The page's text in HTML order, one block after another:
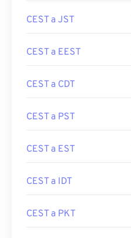
CEST a JST
CEST a EEST
CEST a CDT
CEST a PST
CEST a EST
CEST a IDT
CEST a PKT